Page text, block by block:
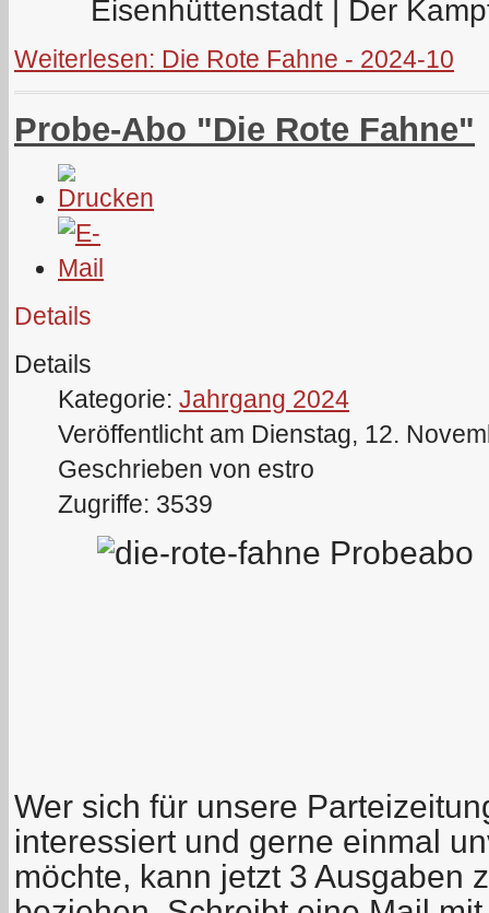
Eisenhüttenstadt | Der
Weiterlesen: Die Rote Fahne - 2024-10
Probe-Abo "Die Rote Fahne"
Details
Details
Kategorie: Jahrgang 2024
Veröffentlicht am Dienstag, 12.
Geschrieben von estro
Zugriffe: 3539
Wer sich für unsere
interessiert und gerne einmal
möchte, kann jetzt 3 Ausgaben